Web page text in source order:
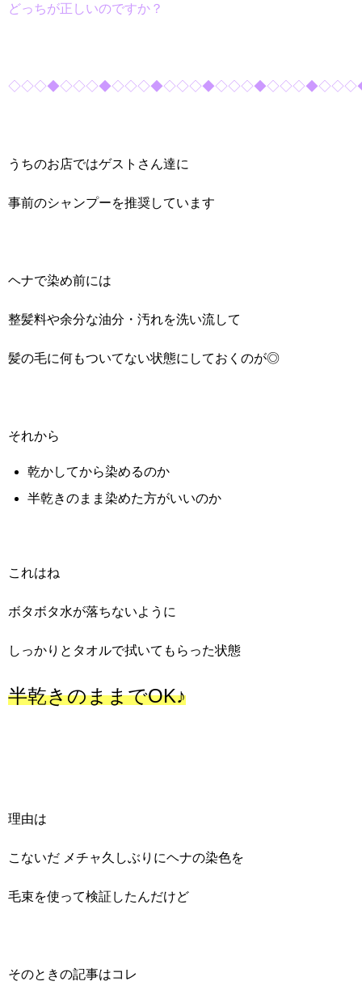
どっちが正しいのですか？
うちのお店ではゲストさん達に
事前のシャンプーを推奨しています
ヘナで染め前には
整髪料や余分な油分・汚れを洗い流して
髪の毛に何もついてない状態にしておくのが◎
それから
乾かしてから染めるのか
半乾きのまま染めた方がいいのか
これはね
ボタボタ水が落ちないように
しっかりとタオルで拭いてもらった状態
半乾きのままでOK♪
理由は
こないだ メチャ久しぶりにヘナの染色を
毛束を使って検証したんだけど
そのときの記事はコレ